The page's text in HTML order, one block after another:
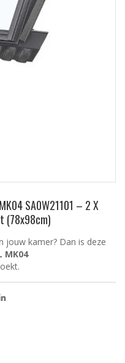
SA0W21101 – 2 X
(78x98cm)
jouw kamer? Dan is deze
MK04